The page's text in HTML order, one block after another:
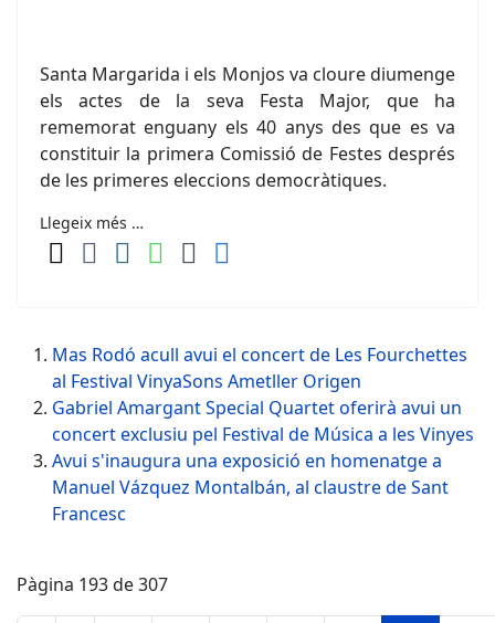
Santa Margarida i els Monjos va cloure diumenge
els actes de la seva Festa Major, que ha
rememorat enguany els 40 anys des que es va
constituir la primera Comissió de Festes després
de les primeres eleccions democràtiques.
Llegeix més …
Mas Rodó acull avui el concert de Les Fourchettes
al Festival VinyaSons Ametller Origen
Gabriel Amargant Special Quartet oferirà avui un
concert exclusiu pel Festival de Música a les Vinyes
Avui s'inaugura una exposició en homenatge a
Manuel Vázquez Montalbán, al claustre de Sant
Francesc
Pàgina 193 de 307